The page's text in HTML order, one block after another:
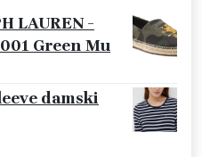
LAUREN -
Green Mu
damski